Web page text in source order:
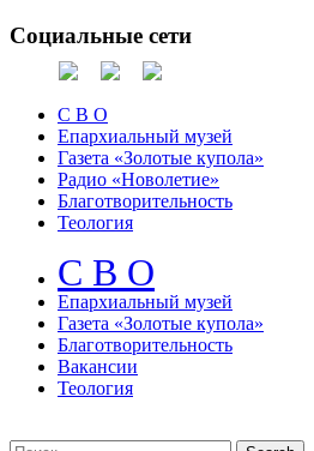
Социальные сети
С В О
Епархиальный музей
Газета «Золотые купола»
Радио «Новолетие»
Благотворительность
Теология
С В О
Епархиальный музeй
Газета «Золотые купола»
Благотворительность
Вакансии
Теология